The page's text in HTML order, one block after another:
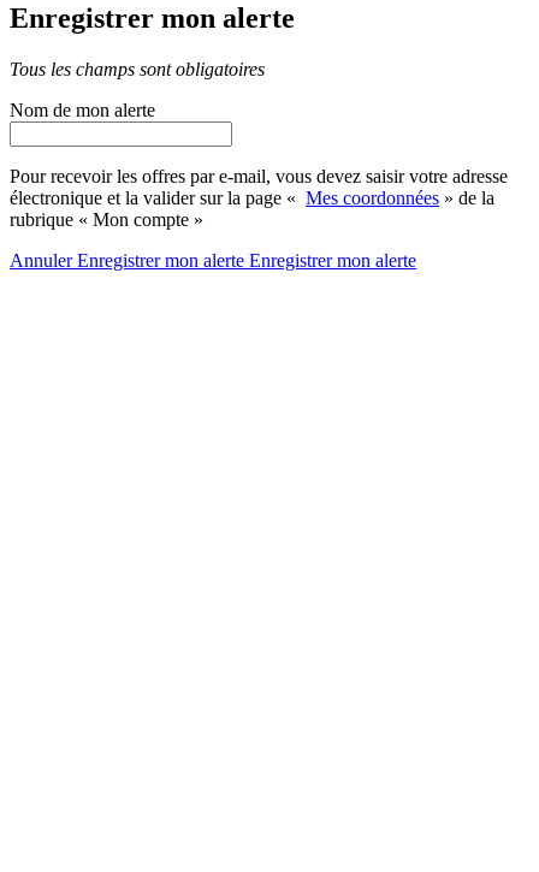
Enregistrer mon alerte
Tous les champs sont obligatoires
Nom de mon alerte
Pour recevoir les offres par e-mail, vous devez saisir votre adresse
électronique et la valider sur la page « Mes coordonnées » de la
rubrique « Mon compte »
AnnulerEnregistrer mon alerte Enregistrermon alerte